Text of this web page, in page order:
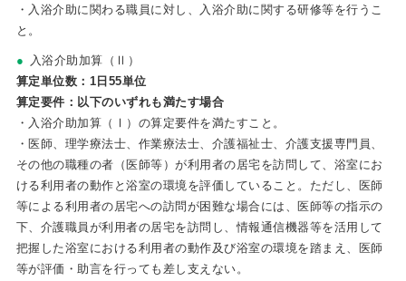
・入浴介助に関わる職員に対し、入浴介助に関する研修等を行うこ
と。
入浴介助加算（Ⅱ）
算定単位数：1日55単位
算定要件：以下のいずれも満たす場合
・入浴介助加算（Ⅰ）の算定要件を満たすこと。
・医師、理学療法士、作業療法士、介護福祉士、介護支援専門員、
その他の職種の者（医師等）が利用者の居宅を訪問して、浴室にお
ける利用者の動作と浴室の環境を評価していること。ただし、医師
等による利用者の居宅への訪問が困難な場合には、医師等の指示の
下、介護職員が利用者の居宅を訪問し、情報通信機器等を活用して
把握した浴室における利用者の動作及び浴室の環境を踏まえ、医師
等が評価・助言を行っても差し支えない。